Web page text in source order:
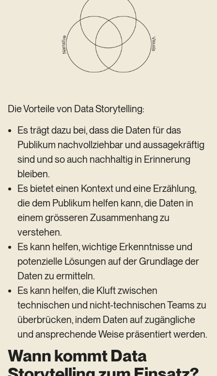
Die Vorteile von Data Storytelling:
Es trägt dazu bei, dass die Daten für das
Publikum nachvollziehbar und aussagekräftig
sind und so auch nachhaltig in Erinnerung
bleiben.
Es bietet einen Kontext und eine Erzählung,
die dem Publikum helfen kann, die Daten in
einem grösseren Zusammenhang zu
verstehen.
Es kann helfen, wichtige Erkenntnisse und
potenzielle Lösungen auf der Grundlage der
Daten zu ermitteln.
Es kann helfen, die Kluft zwischen
technischen und nicht-technischen Teams zu
überbrücken, indem Daten auf zugängliche
und ansprechende Weise präsentiert werden.
Wann kommt Data